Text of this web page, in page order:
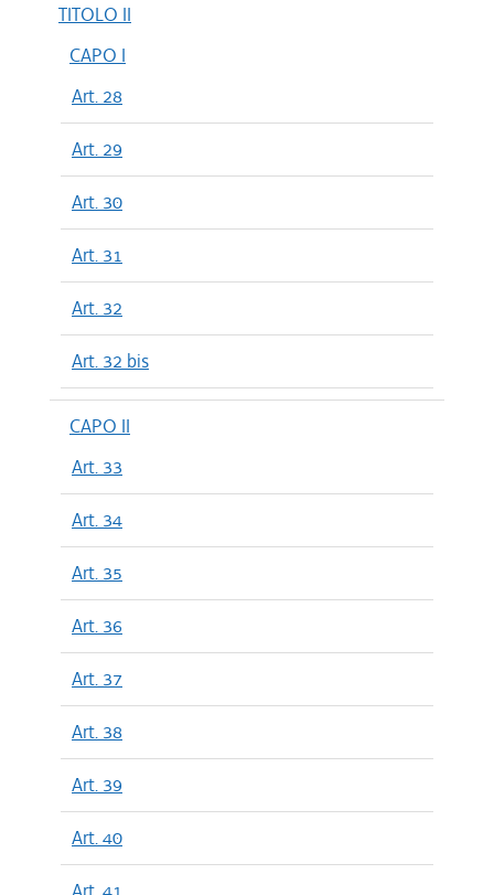
TITOLO II
CAPO I
Art. 28
Art. 29
Art. 30
Art. 31
Art. 32
Art. 32 bis
CAPO II
Art. 33
Art. 34
Art. 35
Art. 36
Art. 37
Art. 38
Art. 39
Art. 40